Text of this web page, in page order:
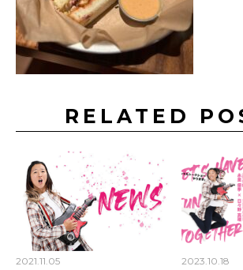
RELATED
2021.11.05
2023.10.18